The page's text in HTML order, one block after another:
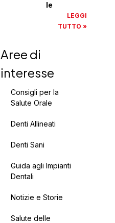
le
LEGGI
TUTTO »
Aree di
interesse
Consigli per la
Salute Orale
Denti Allineati
Denti Sani
Guida agli Impianti
Dentali
Notizie e Storie
Salute delle